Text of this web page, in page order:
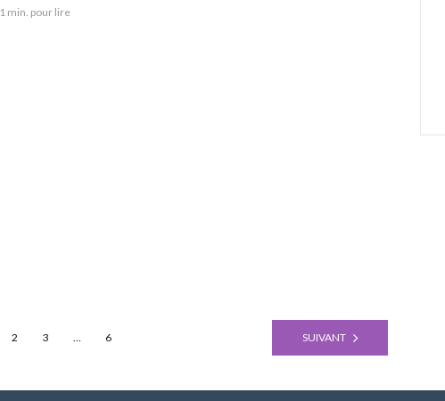
1 min. pour lire
2 3 … 6 SUIVANT